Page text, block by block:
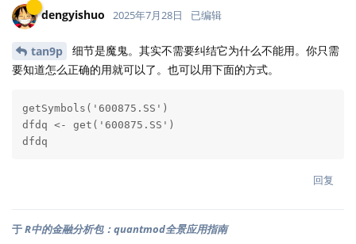
dengyishuo 2025年7月28日 已编辑
tan9p
细节是魔鬼。其实不需要纠结它为什么不能用。你只需
要知道怎么正确的用就可以了。也可以用下面的方式。
getSymbols('600875.SS')
dfdq <- get('600875.SS')
dfdq
回复
于R中的金融分析包：quantmod全景应用指南